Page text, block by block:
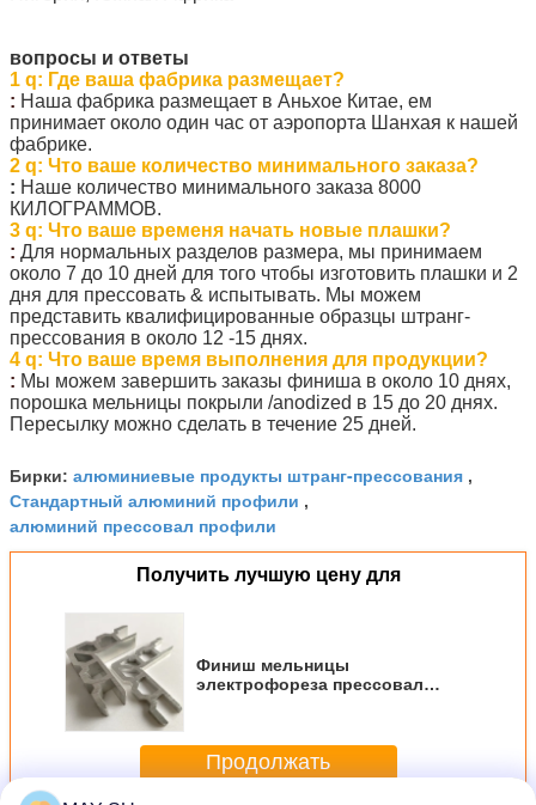
вопросы и ответы
1 q: Где ваша фабрика размещает?
: Наша фабрика размещает в Аньхое Китае, ем
принимает около один час от аэропорта Шанхая к нашей
фабрике.
2 q: Что ваше количество минимального заказа?
: Наше количество минимального заказа 8000
КИЛОГРАММОВ.
3 q: Что ваше временя начать новые плашки?
: Для нормальных разделов размера, мы принимаем
около 7 до 10 дней для того чтобы изготовить плашки и 2
дня для прессовать & испытывать. Мы можем
представить квалифицированные образцы штранг-
прессования в около 12 -15 днях.
4 q: Что ваше время выполнения для продукции?
: Мы можем завершить заказы финиша в около 10 днях,
порошка мельницы покрыли /anodized в 15 до 20 днях.
Пересылку можно сделать в течение 25 дней.
Бирки: алюминиевые продукты штранг-прессования ,
Стандартный алюминий профили ,
алюминий прессовал профили
Получить лучшую цену для
Финиш мельницы
электрофореза прессовал
Продолжать